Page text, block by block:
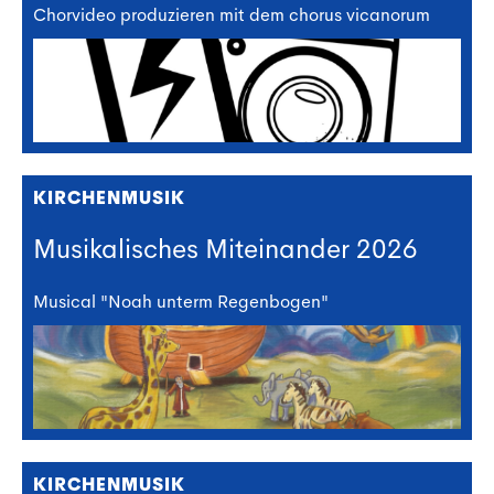
Chorvideo produzieren mit dem chorus vicanorum
KIRCHENMUSIK
Musikalisches Miteinander 2026
Musical "Noah unterm Regenbogen"
KIRCHENMUSIK